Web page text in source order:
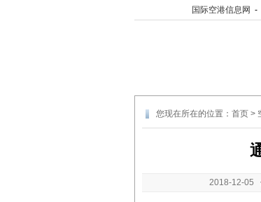
国际空港信息网 -
您现在所在的位置： 首页 >
2018-12-05